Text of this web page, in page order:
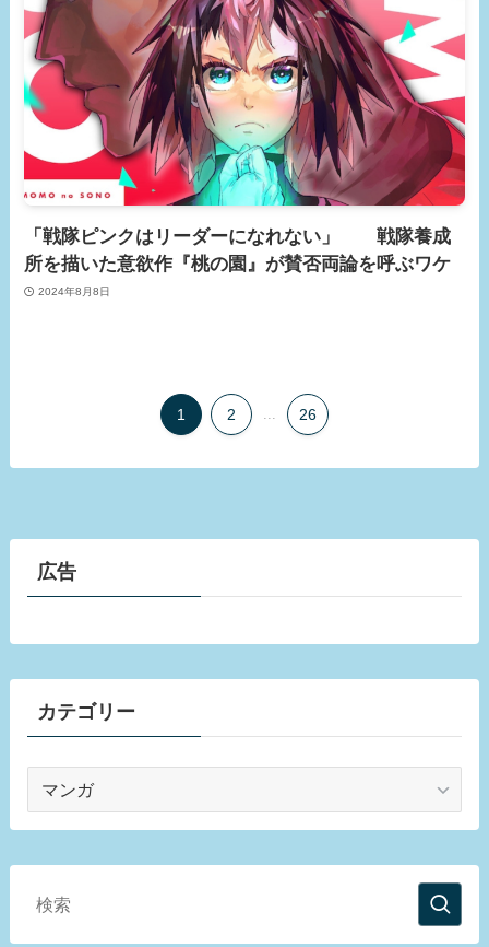
「戦隊ピンクはリーダーになれない」 戦隊養成
所を描いた意欲作『桃の園』が賛否両論を呼ぶワケ
2024年8月8日
1 2 26
広告
カテゴリー
ゴ
リ